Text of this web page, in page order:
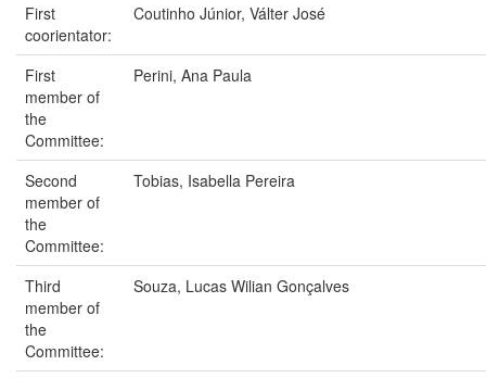
First
coorientator:
Coutinho Júnior, Válter José
First
member of
the
Committee:
Perini, Ana Paula
Second
member of
the
Committee:
Tobias, Isabella Pereira
Third
member of
the
Committee:
Souza, Lucas Wilian Gonçalves